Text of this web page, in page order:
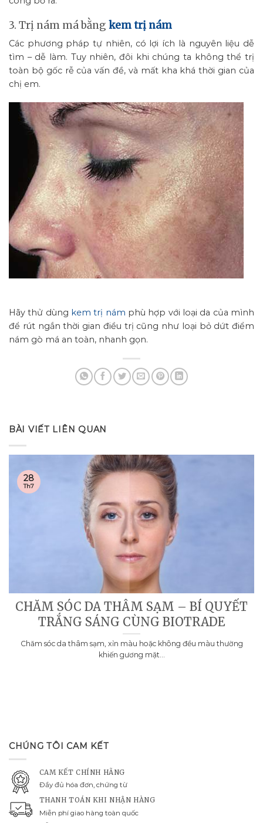
3. Trị nám má bằng kem trị nám
Các phương pháp tự nhiên, có lợi ích là nguyên liệu dễ
tìm – dễ làm. Tuy nhiên, đôi khi chúng ta không thể trị
toàn bộ gốc rễ của vấn đề, và mất kha khá thời gian của
chị em.
Hãy thử dùng kem trị nám phù hợp với loại da của mình
để rút ngắn thời gian điều trị cũng như loại bỏ dứt điểm
nám gò má an toàn, nhanh gọn.
BÀI VIẾT LIÊN QUAN
CHĂM SÓC DA THÂM SẠM – BÍ QUYẾT
TRẮNG SÁNG CÙNG BIOTRADE
Chăm sóc da thâm sạm, xỉn màu hoặc không đều màu thường
khiến gương mặt...
28
Th7
CHÚNG TÔI CAM KẾT
CAM KẾT CHÍNH HÃNG
Đầy đủ hóa đơn, chứng từ
THANH TOÁN KHI NHẬN HÀNG
Miễn phí giao hàng toàn quốc